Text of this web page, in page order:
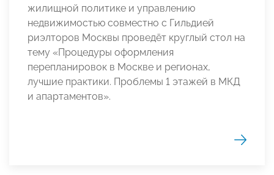
жилищной политике и управлению
недвижимостью совместно с Гильдией
риэлторов Москвы проведёт круглый стол на
тему «Процедуры оформления
перепланировок в Москве и регионах,
лучшие практики. Проблемы 1 этажей в МКД
и апартаментов».